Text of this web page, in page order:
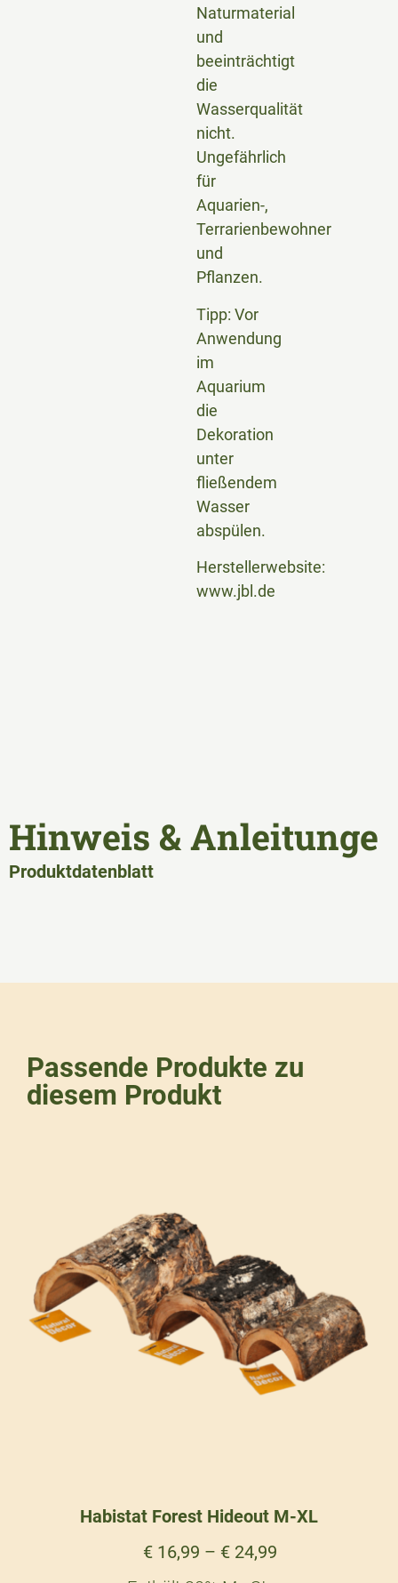
Naturmaterial
und
beeinträchtigt
die
Wasserqualität
nicht.
Ungefährlich
für
Aquarien-,
Terrarienbewohner
und
Pflanzen.
Tipp: Vor
Anwendung
im
Aquarium
die
Dekoration
unter
fließendem
Wasser
abspülen.
Herstellerwebsite:
www.jbl.de
Hinweis & Anleitunge
Produktdatenblatt
Passende Produkte zu
diesem Produkt
Habistat Forest Hideout M-XL
€ 16,99 – € 24,99